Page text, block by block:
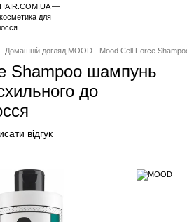
Домашній догляд MOOD Mood Cell Force
Shampoo шампунь
до
відгук